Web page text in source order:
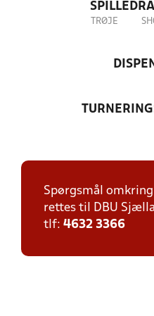
TRØJE
Spørgsmål
rettes til DBU
tlf: 4632 3366